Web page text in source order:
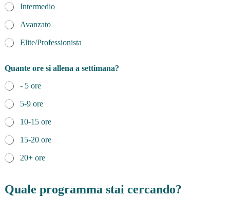
Intermedio
Avanzato
Elite/Professionista
Quante ore si allena a settimana?
- 5 ore
5-9 ore
10-15 ore
15-20 ore
20+ ore
Quale programma stai cercando?